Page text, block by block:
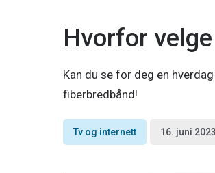
Hvorfor
Kan du se for deg en
fiberbredbånd!
Tv og internett 16. juni 2023